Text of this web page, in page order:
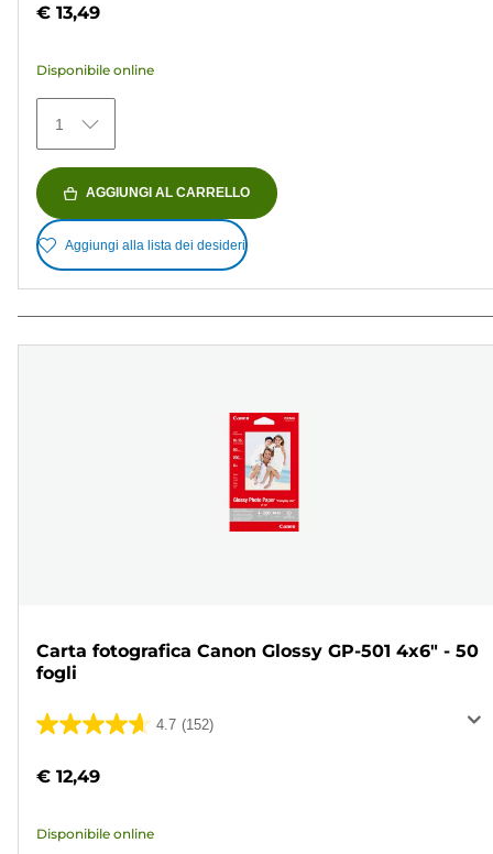
5
152
recensioni
€ 13,49
Disponibile online
1
AGGIUNGI AL CARRELLO
Aggiungi alla lista dei desideri
Carta fotografica Canon Glossy GP-501 4x6" - 50
fogli
4.7 (152)
4.7
5
152
€ 12,49
Disponibile online